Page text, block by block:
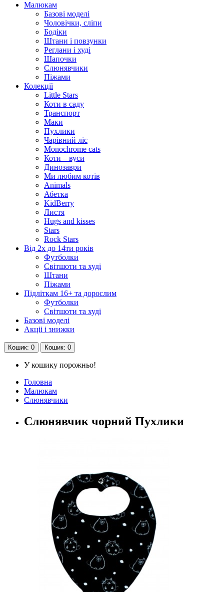
Малюкам
Базові моделі
Чоловічки, сліпи
Бодіки
Штани і повзунки
Реглани і худі
Шапочки
Слюнявчики
Піжами
Колекції
Little Stars
Коти в саду
Транспорт
Маки
Пухлики
Чарівний ліс
Monochrome cats
Коти – вуси
Динозаври
Ми любим котів
Animals
Абетка
KidBerry
Листя
Hugs and kisses
Stars
Rock Stars
Від 2х до 14ти років
Футболки
Світшоти та худі
Штани
Піжами
Підліткам 16+ та дорослим
Футболки
Світшоти та худі
Базові моделі
Акціі і знижки
Кошик: 0 Кошик: 0
У кошику порожньо!
Головна
Малюкам
Слюнявчики
Слюнявчик чорний Пухлики